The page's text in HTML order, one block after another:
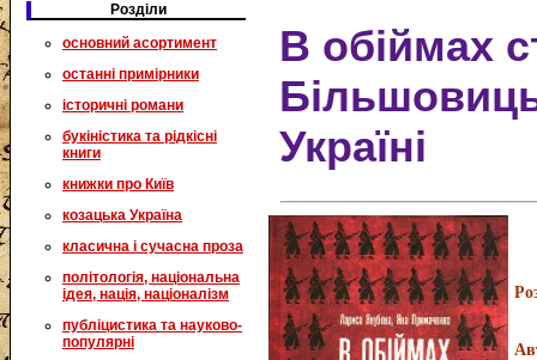
Розділи
основний асортимент
останні примірники
історичні романи
букіністика та рідкісні
книги
книжки про Київ
козацька Україна
класична і сучасна проза
політологія, національна
ідея, нація, націоналізм
публіцистика та науково-
популярні
В обіймах
Україні